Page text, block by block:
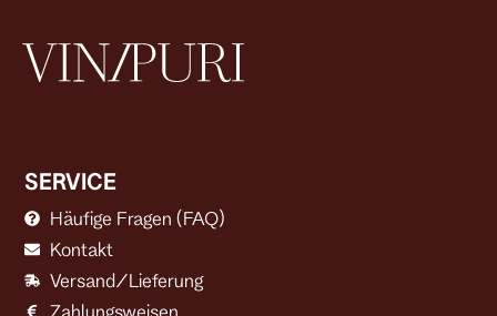
SERVICE
Häufige Fragen (FAQ)
Kontakt
Versand/Lieferung
Zahlungsweisen